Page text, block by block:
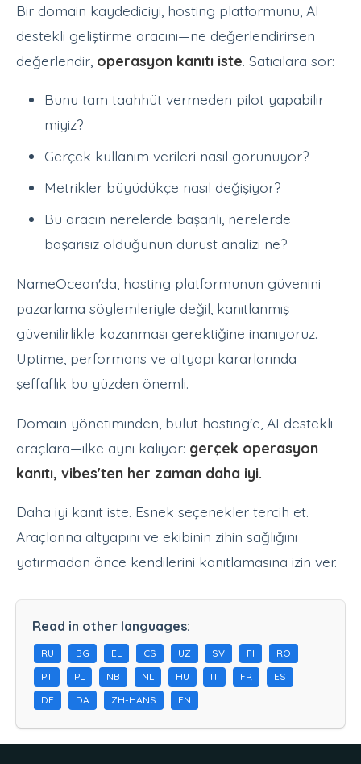
Bir domain kaydediciyi, hosting platformunu, AI
destekli geliştirme aracını—ne değerlendirirsen
değerlendir, operasyon kanıtı iste. Satıcılara sor:
Bunu tam taahhüt vermeden pilot yapabilir
miyiz?
Gerçek kullanım verileri nasıl görünüyor?
Metrikler büyüdükçe nasıl değişiyor?
Bu aracın nerelerde başarılı, nerelerde
başarısız olduğunun dürüst analizi ne?
NameOcean'da, hosting platformunun güvenini
pazarlama söylemleriyle değil, kanıtlanmış
güvenilirlikle kazanması gerektiğine inanıyoruz.
Uptime, performans ve altyapı kararlarında
şeffaflık bu yüzden önemli.
Domain yönetiminden, bulut hosting'e, AI destekli
araçlara—ilke aynı kalıyor: gerçek operasyon
kanıtı, vibes'ten her zaman daha iyi.
Daha iyi kanıt iste. Esnek seçenekler tercih et.
Araçlarına altyapını ve ekibinin zihin sağlığını
yatırmadan önce kendilerini kanıtlamasına izin ver.
Read in other languages:
RU BG EL CS UZ SV FI
RO
PT
PL NB NL HU IT FR
ES
DE
DA ZH-HANS EN